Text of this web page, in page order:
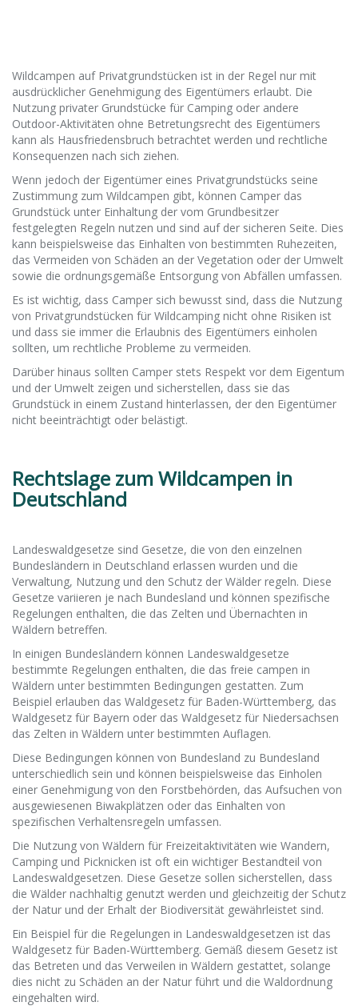
Wildcampen auf Privatgrundstücken ist in der Regel nur mit
ausdrücklicher Genehmigung des Eigentümers erlaubt. Die
Nutzung privater Grundstücke für Camping oder andere
Outdoor-Aktivitäten ohne Betretungsrecht des Eigentümers
kann als Hausfriedensbruch betrachtet werden und rechtliche
Konsequenzen nach sich ziehen.
Wenn jedoch der Eigentümer eines Privatgrundstücks seine
Zustimmung zum Wildcampen gibt, können Camper das
Grundstück unter Einhaltung der vom Grundbesitzer
festgelegten Regeln nutzen und sind auf der sicheren Seite. Dies
kann beispielsweise das Einhalten von bestimmten Ruhezeiten,
das Vermeiden von Schäden an der Vegetation oder der Umwelt
sowie die ordnungsgemäße Entsorgung von Abfällen umfassen.
Es ist wichtig, dass Camper sich bewusst sind, dass die Nutzung
von Privatgrundstücken für Wildcamping nicht ohne Risiken ist
und dass sie immer die Erlaubnis des Eigentümers einholen
sollten, um rechtliche Probleme zu vermeiden.
Darüber hinaus sollten Camper stets Respekt vor dem Eigentum
und der Umwelt zeigen und sicherstellen, dass sie das
Grundstück in einem Zustand hinterlassen, der den Eigentümer
nicht beeinträchtigt oder belästigt.
Rechtslage zum Wildcampen in
Deutschland
Landeswaldgesetze sind Gesetze, die von den einzelnen
Bundesländern in Deutschland erlassen wurden und die
Verwaltung, Nutzung und den Schutz der Wälder regeln. Diese
Gesetze variieren je nach Bundesland und können spezifische
Regelungen enthalten, die das Zelten und Übernachten in
Wäldern betreffen.
In einigen Bundesländern können Landeswaldgesetze
bestimmte Regelungen enthalten, die das freie campen in
Wäldern unter bestimmten Bedingungen gestatten. Zum
Beispiel erlauben das Waldgesetz für Baden-Württemberg, das
Waldgesetz für Bayern oder das Waldgesetz für Niedersachsen
das Zelten in Wäldern unter bestimmten Auflagen.
Diese Bedingungen können von Bundesland zu Bundesland
unterschiedlich sein und können beispielsweise das Einholen
einer Genehmigung von den Forstbehörden, das Aufsuchen von
ausgewiesenen Biwakplätzen oder das Einhalten von
spezifischen Verhaltensregeln umfassen.
Die Nutzung von Wäldern für Freizeitaktivitäten wie Wandern,
Camping und Picknicken ist oft ein wichtiger Bestandteil von
Landeswaldgesetzen. Diese Gesetze sollen sicherstellen, dass
die Wälder nachhaltig genutzt werden und gleichzeitig der Schutz
der Natur und der Erhalt der Biodiversität gewährleistet sind.
Ein Beispiel für die Regelungen in Landeswaldgesetzen ist das
Waldgesetz für Baden-Württemberg. Gemäß diesem Gesetz ist
das Betreten und das Verweilen in Wäldern gestattet, solange
dies nicht zu Schäden an der Natur führt und die Waldordnung
eingehalten wird.